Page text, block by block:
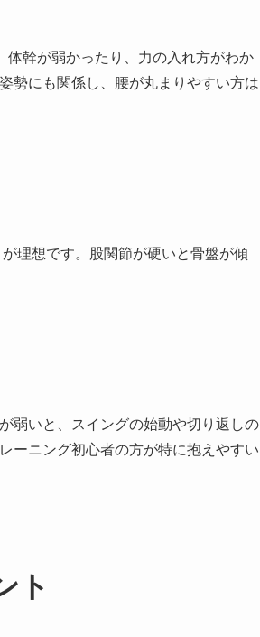
体幹が弱かったり、力の入れ方がわか
勢にも関係し、腰が丸まりやすい方は
理想です。股関節が硬いと骨盤が傾
弱いと、スイングの始動や切り返しの
ーニング初心者の方が特に抱えやすい
ト